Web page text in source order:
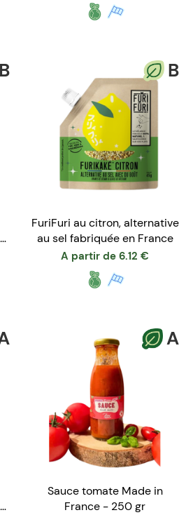
B B
FuriFuri au citron, alternative
au sel fabriquée en France
A partir de 6.12 €
A
Sauce tomate Made in
France - 250 gr